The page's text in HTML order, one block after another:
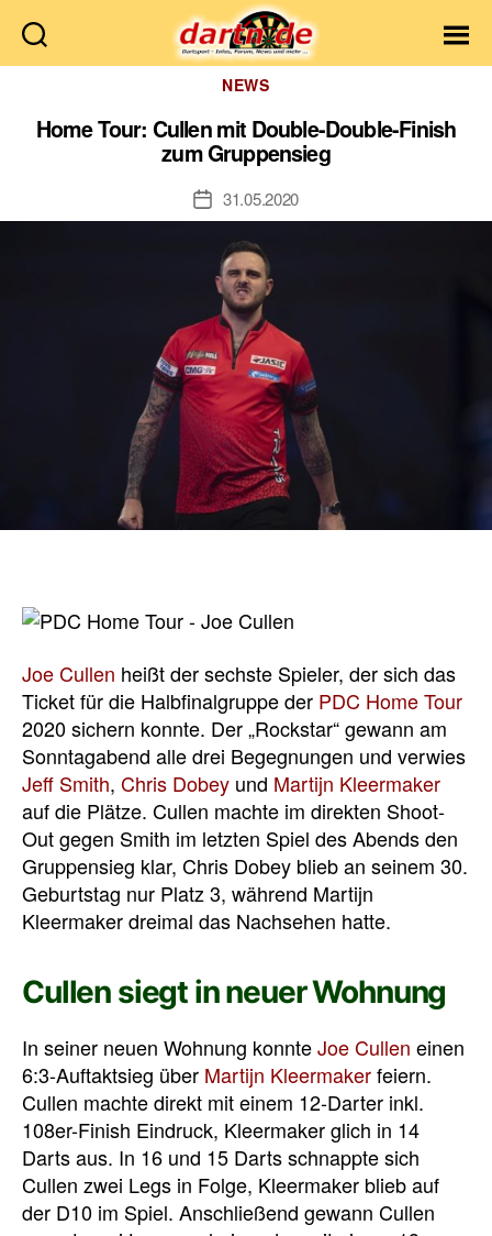
Dartn.de
Kategorien
NEWS
Home Tour: Cullen mit Double-Double-Finish
zum Gruppensieg
Veröffentlichungsdatum
31.05.2020
Joe Cullen heißt der sechste Spieler, der sich das
Ticket für die Halbfinalgruppe der PDC Home Tour
2020 sichern konnte. Der „Rockstar“ gewann am
Sonntagabend alle drei Begegnungen und verwies
Jeff Smith, Chris Dobey und Martijn Kleermaker
auf die Plätze. Cullen machte im direkten Shoot-
Out gegen Smith im letzten Spiel des Abends den
Gruppensieg klar, Chris Dobey blieb an seinem 30.
Geburtstag nur Platz 3, während Martijn
Kleermaker dreimal das Nachsehen hatte.
Cullen siegt in neuer Wohnung
In seiner neuen Wohnung konnteJoe Cullen einen
6:3-Auftaktsieg über Martijn Kleermakerfeiern.
Cullen machte direkt mit einem 12-Darter inkl.
108er-Finish Eindruck, Kleermaker glich in 14
Darts aus. In 16 und 15 Darts schnappte sich
Cullen zwei Legs in Folge, Kleermaker blieb auf
der D10 im Spiel. Anschließend gewann Cullen